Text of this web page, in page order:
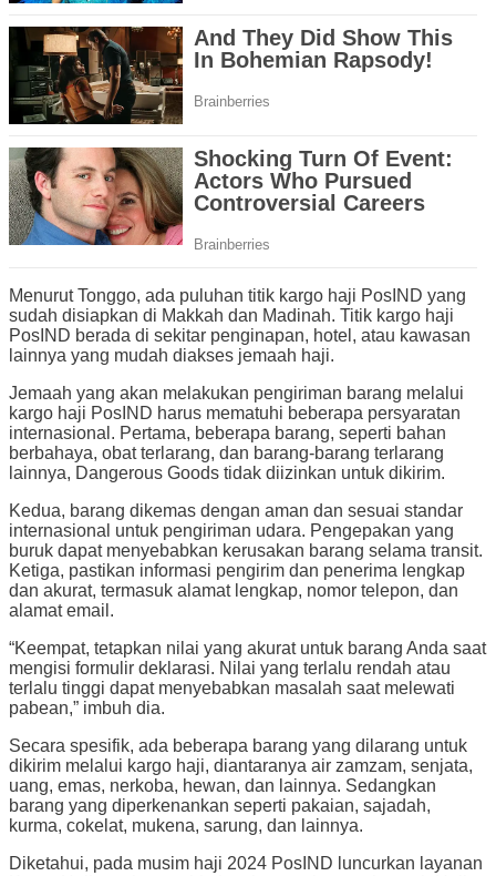
Menurut Tonggo, ada puluhan titik kargo haji PosIND yang
sudah disiapkan di Makkah dan Madinah. Titik kargo haji
PosIND berada di sekitar penginapan, hotel, atau kawasan
lainnya yang mudah diakses jemaah haji.
Jemaah yang akan melakukan pengiriman barang melalui
kargo haji PosIND harus mematuhi beberapa persyaratan
internasional. Pertama, beberapa barang, seperti bahan
berbahaya, obat terlarang, dan barang-barang terlarang
lainnya, Dangerous Goods tidak diizinkan untuk dikirim.
Kedua, barang dikemas dengan aman dan sesuai standar
internasional untuk pengiriman udara. Pengepakan yang
buruk dapat menyebabkan kerusakan barang selama transit.
Ketiga, pastikan informasi pengirim dan penerima lengkap
dan akurat, termasuk alamat lengkap, nomor telepon, dan
alamat email.
“Keempat, tetapkan nilai yang akurat untuk barang Anda saat
mengisi formulir deklarasi. Nilai yang terlalu rendah atau
terlalu tinggi dapat menyebabkan masalah saat melewati
pabean,” imbuh dia.
Secara spesifik, ada beberapa barang yang dilarang untuk
dikirim melalui kargo haji, diantaranya air zamzam, senjata,
uang, emas, nerkoba, hewan, dan lainnya. Sedangkan
barang yang diperkenankan seperti pakaian, sajadah,
kurma, cokelat, mukena, sarung, dan lainnya.
Diketahui, pada musim haji 2024 PosIND luncurkan layanan